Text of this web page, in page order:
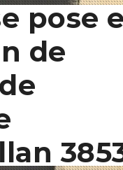
pose
de